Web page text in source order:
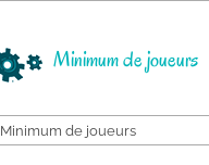
Minimum de joueurs
Minimum de joueurs